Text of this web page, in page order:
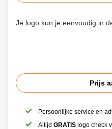
Je logo kun je eenvoudig in
Prijs
Persoonlijke service en
AltijdGRATIS logo check